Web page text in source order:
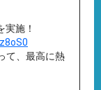
施！
て、最高に熱